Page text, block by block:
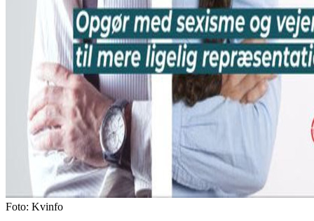
Foto: Kvinfo